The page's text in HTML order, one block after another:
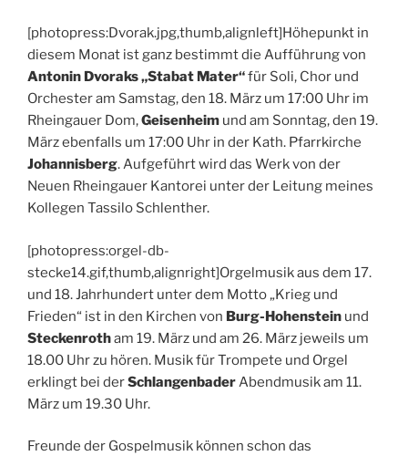
[photopress:Dvorak.jpg,thumb,alignleft]Höhepunkt in
diesem Monat ist ganz bestimmt die Aufführung von
Antonin Dvoraks „Stabat Mater“für Soli, Chor und
Orchester am Samstag, den 18. März um 17:00 Uhr im
Rheingauer Dom,Geisenheim und am Sonntag, den 19.
März ebenfalls um 17:00 Uhr in der Kath. Pfarrkirche
Johannisberg. Aufgeführt wird das Werk von der
Neuen Rheingauer Kantorei unter der Leitung meines
Kollegen Tassilo Schlenther.
[photopress:orgel-db-
stecke14.gif,thumb,alignright]Orgelmusik aus dem 17.
und 18. Jahrhundert unter dem Motto „Krieg und
Frieden“ ist in den Kirchen von Burg-Hohenstein und
Steckenrotham 19. März und am 26. März jeweils um
18.00 Uhr zu hören. Musik für Trompete und Orgel
erklingt bei derSchlangenbaderAbendmusik am 11.
März um 19.30 Uhr.
Freunde der Gospelmusik können schon das